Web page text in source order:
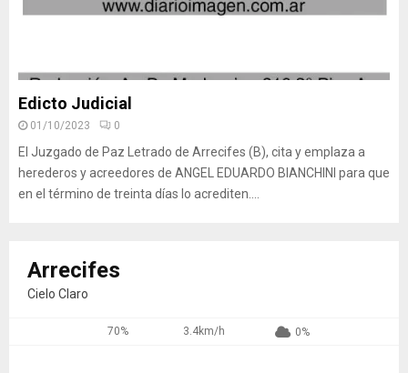
Edicto Judicial
01/10/2023 0
El Juzgado de Paz Letrado de Arrecifes (B), cita y emplaza a
herederos y acreedores de ANGEL EDUARDO BIANCHINI para que
en el término de treinta días lo acrediten....
Arrecifes
Cielo Claro
70% 3.4km/h 0%